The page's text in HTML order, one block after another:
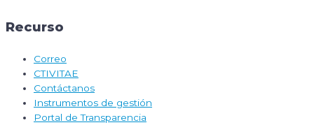
Recurso
Correo
CTIVITAE
Contáctanos
Instrumentos de gestión
Portal de Transparencia